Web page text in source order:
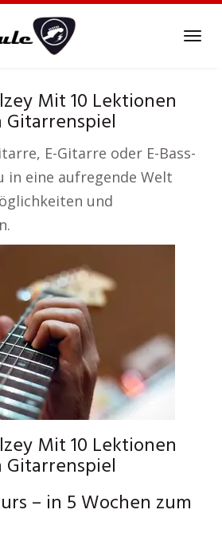
Mit 10 Lektionen
E-Gitarre oder E-Bass-
in eine aufregende Welt
und
Mit 10 Lektionen
– in 5 Wochen zum